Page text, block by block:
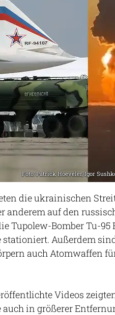
Foto: Patrick Hoeveler, Igor
die ukrainischen
anderem auf den
Tupolew-Bomber Tu-95
Außerdem
auch Atomwaffen
Videos
in größerer